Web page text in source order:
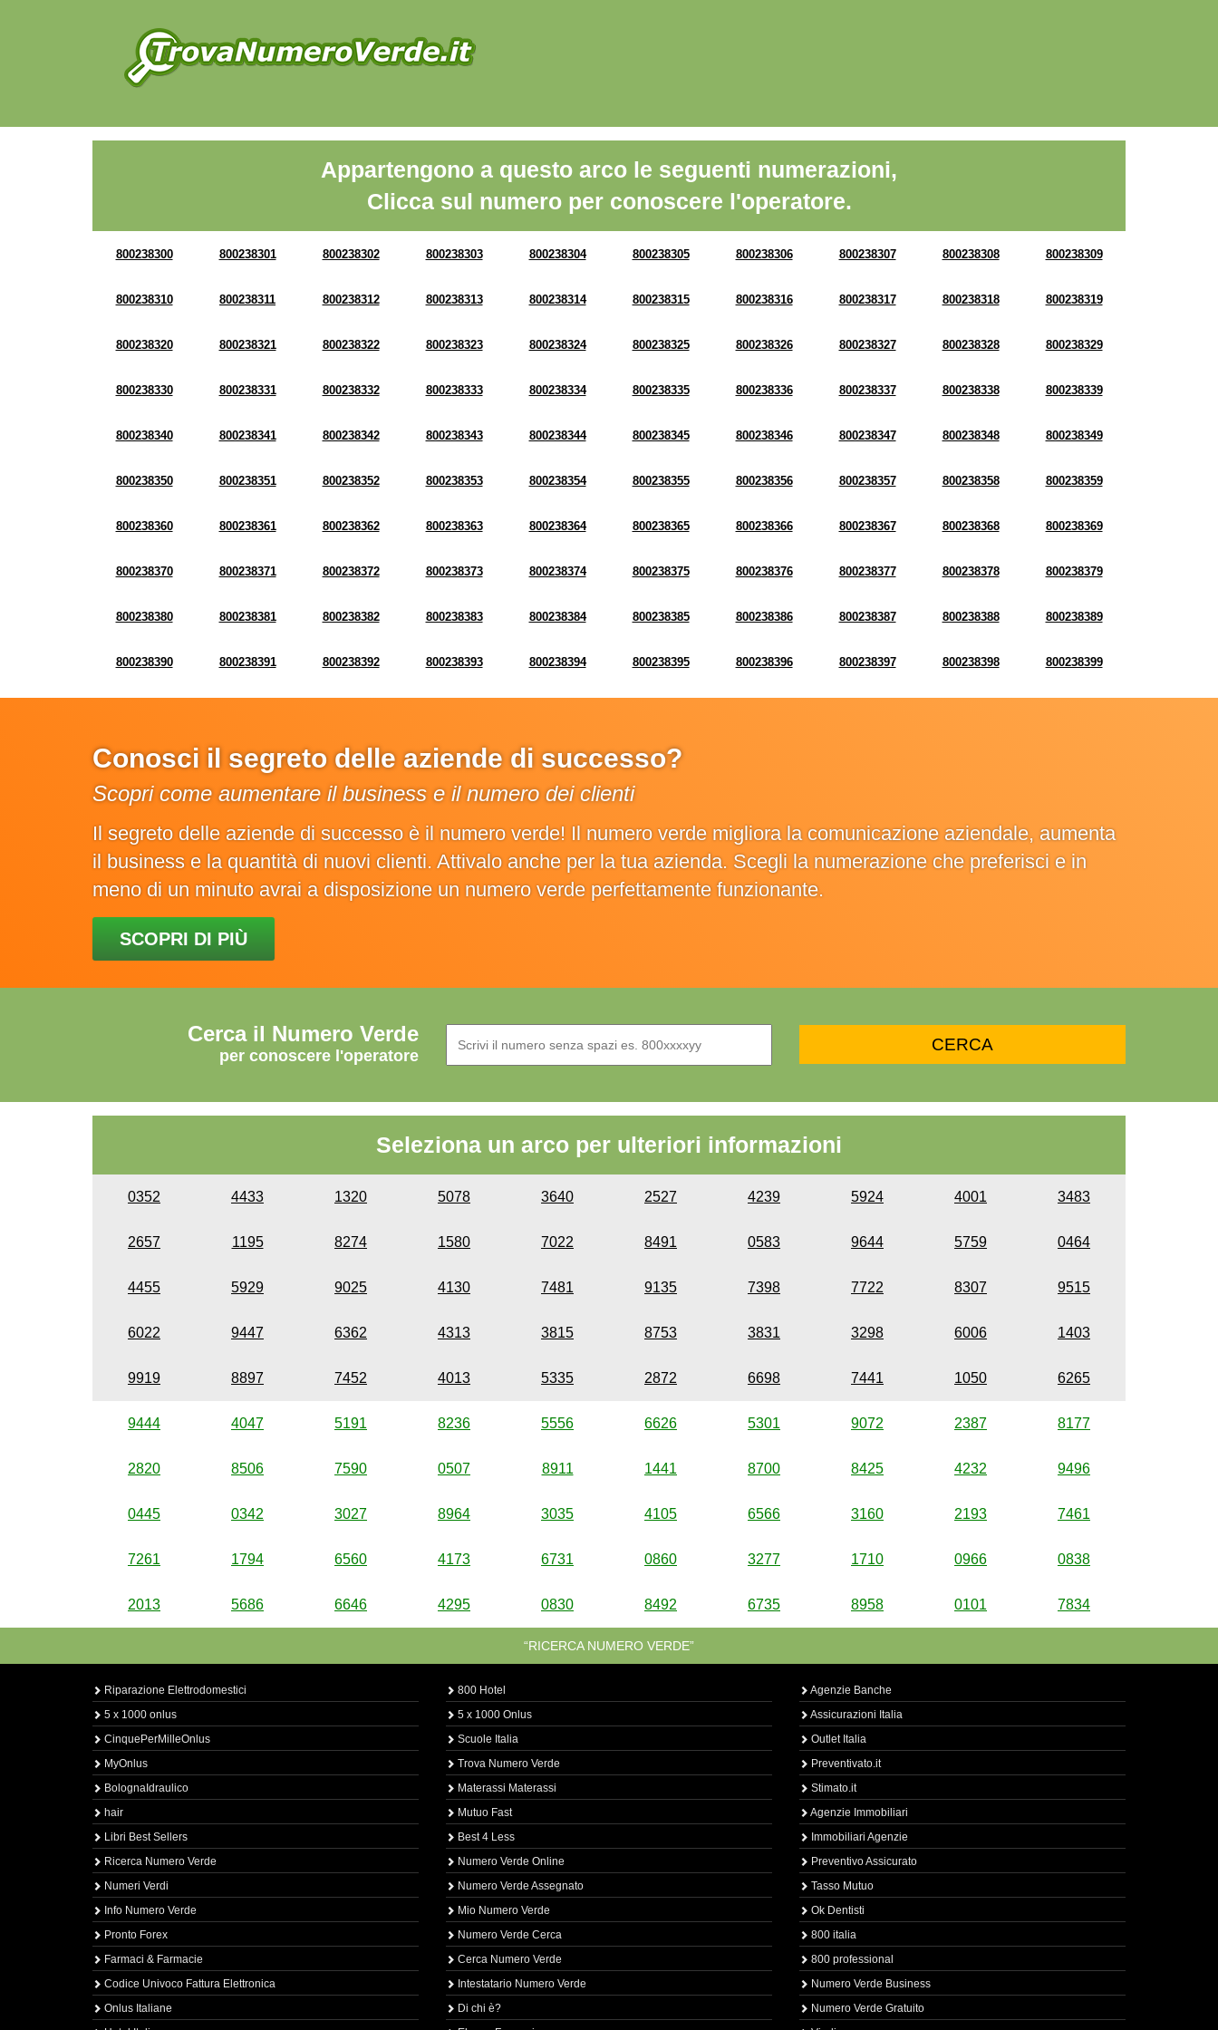
Appartengono a questo arco le seguenti numerazioni,
Clicca sul numero per conoscere l'operatore.
800238300 800238301 800238302 800238303 800238304 800238305 800238306 800238307 800238308 800238309
800238310 800238311 800238312 800238313 800238314 800238315 800238316 800238317 800238318 800238319
800238320 800238321 800238322 800238323 800238324 800238325 800238326 800238327 800238328 800238329
800238330 800238331 800238332 800238333 800238334 800238335 800238336 800238337 800238338 800238339
800238340 800238341 800238342 800238343 800238344 800238345 800238346 800238347 800238348 800238349
800238350 800238351 800238352 800238353 800238354 800238355 800238356 800238357 800238358 800238359
800238360 800238361 800238362 800238363 800238364 800238365 800238366 800238367 800238368 800238369
800238370 800238371 800238372 800238373 800238374 800238375 800238376 800238377 800238378 800238379
800238380 800238381 800238382 800238383 800238384 800238385 800238386 800238387 800238388 800238389
800238390 800238391 800238392 800238393 800238394 800238395 800238396 800238397 800238398 800238399
Conosci il segreto delle aziende di successo?
Scopri come aumentare il business e il numero dei clienti
Il segreto delle aziende di successo è il numero verde! Il numero verde migliora la comunicazione aziendale, aumenta
il business e la quantità di nuovi clienti. Attivalo anche per la tua azienda. Scegli la numerazione che preferisci e in
meno di un minuto avrai a disposizione un numero verde perfettamente funzionante.
SCOPRI DI PIÙ
Cerca il Numero Verde
per conoscere l'operatore
Seleziona un arco per ulteriori informazioni
0352 4433 1320 5078 3640 2527 4239 5924 4001 3483
2657 1195 8274 1580 7022 8491 0583 9644 5759 0464
4455 5929 9025 4130 7481 9135 7398 7722 8307 9515
6022 9447 6362 4313 3815 8753 3831 3298 6006 1403
9919 8897 7452 4013 5335 2872 6698 7441 1050 6265
9444 4047 5191 8236 5556 6626 5301 9072 2387 8177
2820 8506 7590 0507 8911 1441 8700 8425 4232 9496
0445 0342 3027 8964 3035 4105 6566 3160 2193 7461
7261 1794 6560 4173 6731 0860 3277 1710 0966 0838
2013 5686 6646 4295 0830 8492 6735 8958 0101 7834
“RICERCA NUMERO VERDE”
Riparazione Elettrodomestici
5 x 1000 onlus
CinquePerMilleOnlus
MyOnlus
BolognaIdraulico
hair
Libri Best Sellers
Ricerca Numero Verde
Numeri Verdi
Info Numero Verde
Pronto Forex
Farmaci & Farmacie
Codice Univoco Fattura Elettronica
Onlus Italiane
800 Hotel
5 x 1000 Onlus
Scuole Italia
Trova Numero Verde
Materassi Materassi
Mutuo Fast
Best 4 Less
Numero Verde Online
Numero Verde Assegnato
Mio Numero Verde
Numero Verde Cerca
Cerca Numero Verde
Intestatario Numero Verde
Di chi è?
Agenzie Banche
Assicurazioni Italia
Outlet Italia
Preventivato.it
Stimato.it
Agenzie Immobiliari
Immobiliari Agenzie
Preventivo Assicurato
Tasso Mutuo
Ok Dentisti
800 italia
800 professional
Numero Verde Business
Numero Verde Gratuito